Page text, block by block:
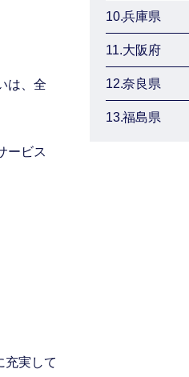
は、全
ービス
充実して
10.兵庫県
11.大阪府
12.奈良県
13.福島県